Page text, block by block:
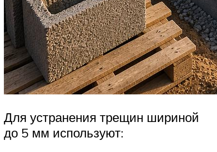
Для устранения трещин шириной
до 5 мм используют: